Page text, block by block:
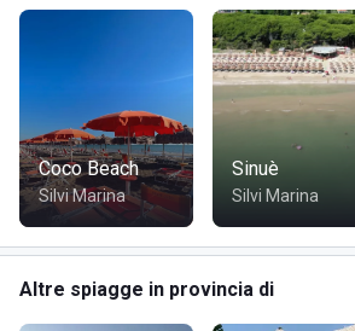
Piscina per i più piccoli
Tavolo da ping-pong
Lettini, sedie sdraio, poltrone,
Gite in barca
DOVE SI TROVA LIDO SKIPPER
Il lido Skipper si trova in Via Arno 2,
di Silvi Marina, in provincia di Teramo.
Coco Beach
Silvi Marina
Sinuè
Silvi Marina
Altre spiagge in provincia di